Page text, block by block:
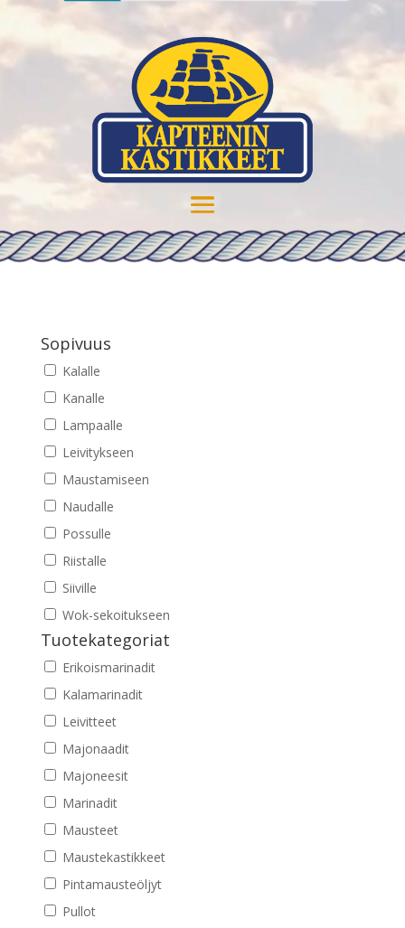
Sopivuus
Kalalle
Kanalle
Lampaalle
Leivitykseen
Maustamiseen
Naudalle
Possulle
Riistalle
Siiville
Wok-sekoitukseen
Tuotekategoriat
Erikoismarinadit
Kalamarinadit
Leivitteet
Majonaadit
Majoneesit
Marinadit
Mausteet
Maustekastikkeet
Pintamausteöljyt
Pullot